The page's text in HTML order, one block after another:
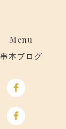
Menu
串本ブログ